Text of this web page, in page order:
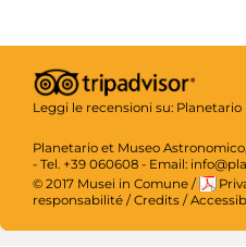
Leggi le recensioni su: Planetario
Planetario et Museo
- Tel. +39 060608 - Email:
© 2017 Musei in Comune /
responsabilité /Credits /